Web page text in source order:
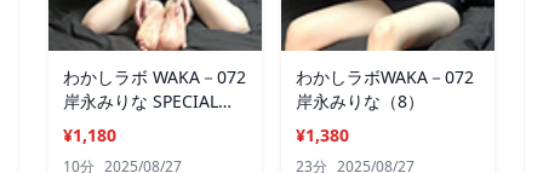
わかしラボ WAKA－072
岸永みりな SPECIAL
MOVIE
¥1,180
10分 2025/08/27
わかしラボWAKA－072
岸永みりな（8）
¥1,380
23分 2025/08/27